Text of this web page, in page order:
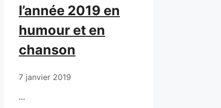
l’année 2019 en
humour et en
chanson
7 janvier 2019
…